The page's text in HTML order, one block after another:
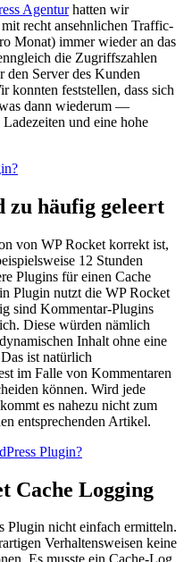
Agenturhatten wir
recht ansehnlichen Traffic-
Monat) immer wieder an das
die Zugriffszahlen
den Server des Kunden
konnten feststellen, dass sich
dann wiederum —
und eine hohe
zu häufig geleert
von WP Rocket korrekt ist,
12 Stunden
Plugins für einen Cache
Plugin nutzt die WP Rocket
sind Kommentar-Plugins
Diese würden nämlich
Inhalt ohne eine
ist natürlich
im Falle von Kommentaren
können. Wird jede
es nahezu nicht zum
entsprechenden Artikel.
Plugin?
Cache Logging
Plugin nicht einfach ermitteln.
Verhaltensweisen keine